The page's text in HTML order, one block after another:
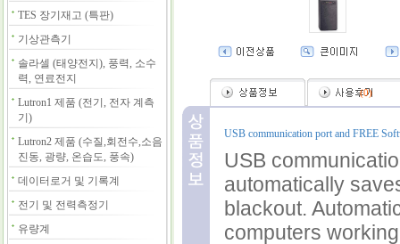
TES 장기재고 (특판)
기상관측기
솔라셀 (태양전지), 풍력, 소수
력, 연료전지
Lutron1 제품 (전기, 전자 계측
기)
Lutron2 제품 (수질,회전수,소음
진동, 광량, 온습도, 풍속)
데이터로거 및 기록계
전기 및 전력측정기
유량계
(0)
USB communication port and FREE
USB
automatically
blackout.
computers